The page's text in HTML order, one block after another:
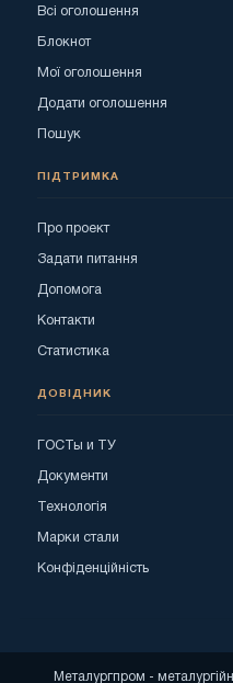
Всі оголошення
Блокнот
Мої оголошення
Додати оголошення
Пошук
ПІДТРИМКА
Про проект
Задати питання
Допомога
Контакти
Статистика
ДОВІДНИК
ГОСТы и ТУ
Документи
Технологія
Марки стали
Конфіденційність
Металургпром -